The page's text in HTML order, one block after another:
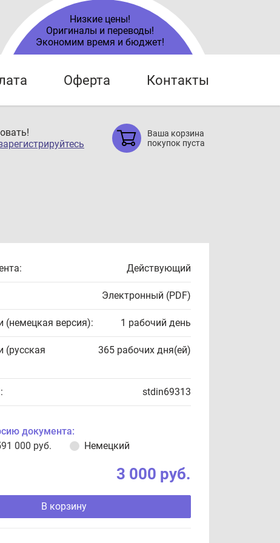
Низкие цены!
Оригиналы и переводы!
Экономим время и бюджет!
Оферта Контакты
Ваша корзина
покупок пуста
Действующий
Электронный (PDF)
(немецкая версия): 1 рабочий день
(русская
365 рабочих дня(ей)
stdin69313
документа:
000 руб. Немецкий
3 000 руб.
В корзину